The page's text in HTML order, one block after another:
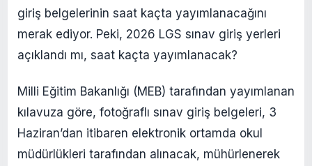
giriş belgelerinin saat kaçta yayımlanacağını
merak ediyor. Peki, 2026 LGS sınav giriş yerleri
açıklandı mı, saat kaçta yayımlanacak?
Milli Eğitim Bakanlığı (MEB) tarafından yayımlanan
kılavuza göre, fotoğraflı sınav giriş belgeleri, 3
Haziran’dan itibaren elektronik ortamda okul
müdürlükleri tarafından alınacak, mühürlenerek